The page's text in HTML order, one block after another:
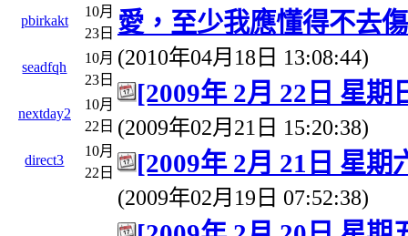
pbirkakt
10月
23日
seadfqh
10月
23日
nextday2
10月
22日
direct3
10月
22日
愛，至少我應懂得不去
(2010年04月18日 13:08:44)
[2009年 2月 22日 星期
(2009年02月21日 15:20:38)
[2009年 2月 21日 星期
(2009年02月19日 07:52:38)